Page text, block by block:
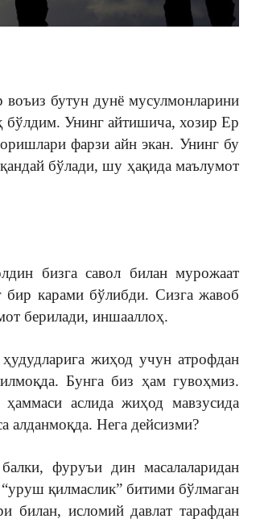
бутун дунё мусулмонларини
бўлдим. Унинг айтишича, хозир Ер
фарзи айн экан. Унинг бу
бўлади, шу ҳақида маълумот
бизга савол билан мурожаат
карами бўлибди. Сизга жавоб
берилади, иншааллоҳ.
жиҳод учун атрофдан
Бунга биз ҳам гувоҳмиз.
аслида жиҳод мавзусида
алданмоқда. Нега дейсизми?
фуруъи дин масалаларидан
қилмаслик” битими бўлмаган
билан, исломий давлат тарафдан